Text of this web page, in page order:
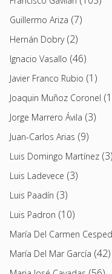
Guillermo Ariza (7)
Hernán Dobry(2)
Ignacio Vasallo (46)
Javier Franco Rubio (1)
Joaquin Muñoz Coronel
Jorge Marrero Ávila (3)
Juan-Carlos Arias (9)
Luis Domingo Martínez (3)
Luis Ladevece (3)
Luis Paadín (3)
Luis Padron (10)
María Del Carmen
María Del Mar García (42)